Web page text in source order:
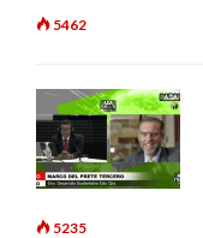
5462
5235